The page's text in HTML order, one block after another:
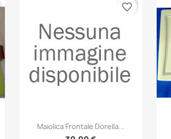
Anteprima
Maiolica Frontale Dorella...
favorite_border